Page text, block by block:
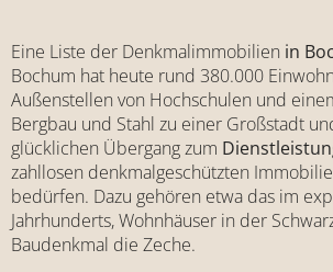
Eine Liste der Denkmalimmobilien in
Bochum hat heute rund 380.000
Außenstellen von Hochschulen und
Bergbau und Stahl zu einer Großstadt
glücklichen Übergang zum
zahllosen denkmalgeschützten
bedürfen. Dazu gehören etwa das im
Jahrhunderts, Wohnhäuser in der
Baudenkmal die Zeche.